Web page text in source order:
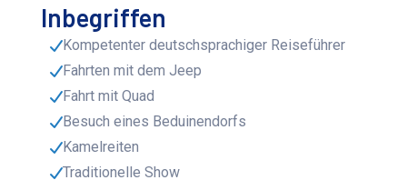
Inbegriffen
Kompetenter deutschsprachiger Reiseführer
Fahrten mit dem Jeep
Fahrt mit Quad
Besuch eines Beduinendorfs
Kamelreiten
Traditionelle Show